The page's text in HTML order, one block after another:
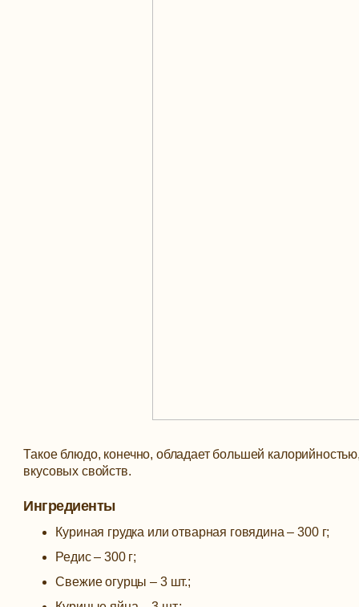
Такое блюдо, конечно, обладает большей
вкусовых свойств.
Ингредиенты
Куриная грудка или отварная говядина – 300 г;
Редис – 300 г;
Свежие огурцы – 3 шт.;